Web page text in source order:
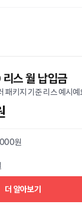
스 월 납입금
패키지 기준 리스 예시예
원
더 알아보기